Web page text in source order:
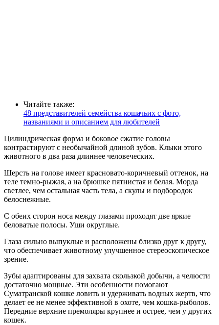
Читайте также:
48 представителей семейства кошачьих с фото,
названиями и описанием для любителей
Цилиндрическая форма и боковое сжатие головы
контрастируют с необычайной длиной зубов. Клыки этого
животного в два раза длиннее человеческих.
Шерсть на голове имеет красновато-коричневый оттенок, на
теле темно-рыжая, а на брюшке пятнистая и белая. Морда
светлее, чем остальная часть тела, а скулы и подбородок
белоснежные.
С обеих сторон носа между глазами проходят две яркие
беловатые полосы. Уши округлые.
Глаза сильно выпуклые и расположены близко друг к другу,
что обеспечивает животному улучшенное стереоскопическое
зрение.
Зубы адаптированы для захвата скользкой добычи, а челюсти
достаточно мощные. Эти особенности помогают
Суматранской кошке ловить и удерживать водных жертв, что
делает ее не менее эффективной в охоте, чем кошка-рыболов.
Передние верхние премоляры крупнее и острее, чем у других
кошек.